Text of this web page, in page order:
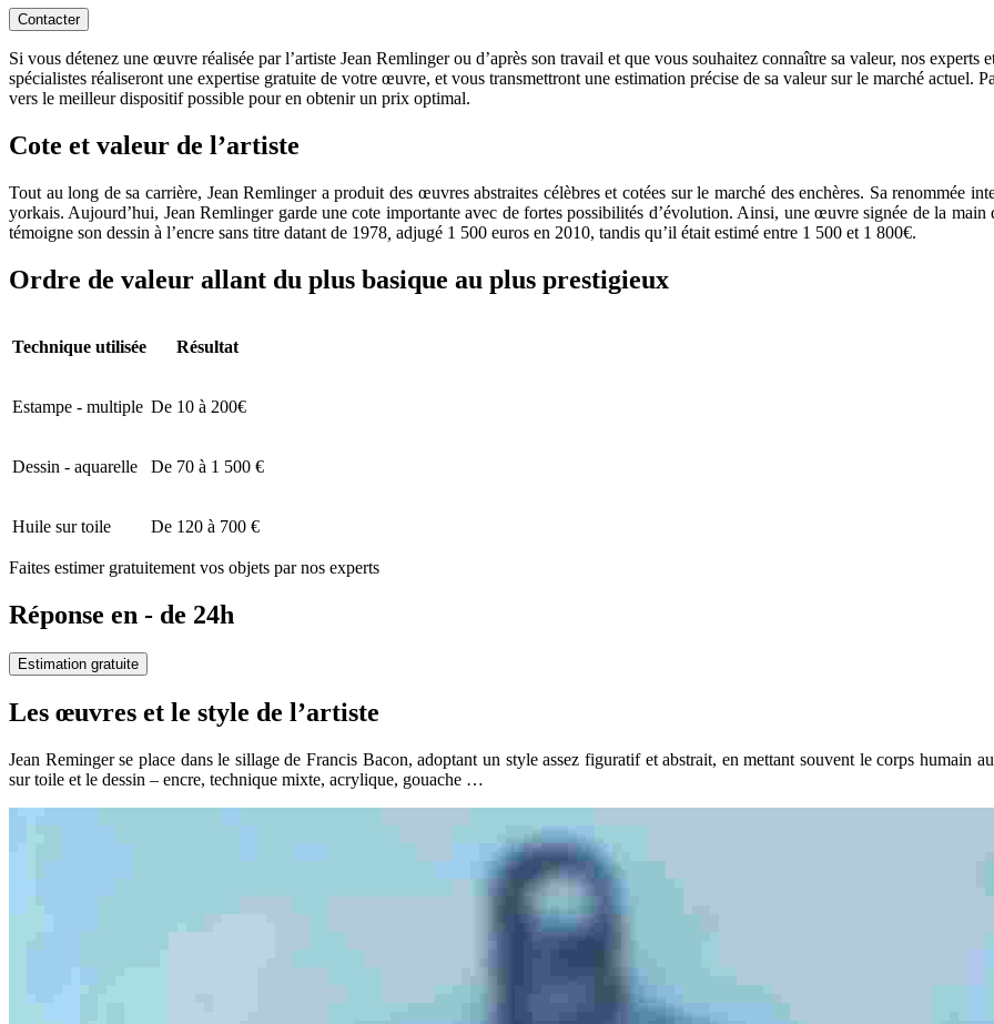
Contacter
Si vous détenez une œuvre réalisée par l’artiste Jean Remlinger ou d’après son travail et que vous souhaitez connaître sa valeur, nos
spécialistes réaliseront une expertise gratuite de votre œuvre, et vous transmettront une estimation précise de sa valeur sur le marché actuel.
vers le meilleur dispositif possible pour en obtenir un prix optimal.
Cote et valeur de l’artiste
Tout au long de sa carrière, Jean Remlinger a produit des œuvres abstraites célèbres et cotées sur le marché des enchères. Sa renommée
yorkais. Aujourd’hui, Jean Remlinger garde une cote importante avec de fortes possibilités d’évolution. Ainsi, une œuvre signée de la main
témoigne son dessin à l’encre sans titre datant de 1978 adjugé 1 500 euros en 2010, tandis qu’il était estimé entre 1 500 et 1 800€.
Ordre de valeur allant du plus basique au plus prestigieux
Technique utilisée Résultat
Estampe - multiple De 10 à 200€
Dessin - aquarelle De 70 à 1 500 €
Huile sur toile De 120 à 700 €
Faites estimer gratuitement vos objets par nos experts
Réponse en - de 24h
Estimation gratuite
Les œuvres et le style de l’artiste
Jean Reminger se place dans le sillage de Francis Bacon, adoptant un style assez figuratif et abstrait, en mettant souvent le corps humain
sur toile et le dessin – encre, technique mixte, acrylique, gouache …